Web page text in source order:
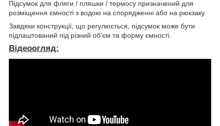
Підсумок для фляги / пляшки / термосу призначений для
розміщення ємності з водою на спорядженні або на рюкзаку.
Завдяки конструкції, що регулюється, підсумок може бути
підлаштований під різний об'єм та форму ємності.
Відеоогляд: